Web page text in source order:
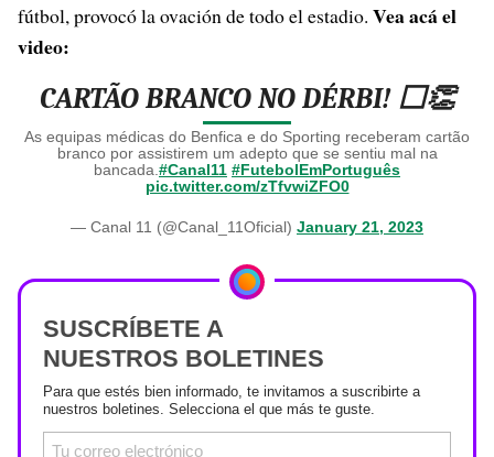
fútbol, provocó la ovación de todo el estadio. Vea acá el
video:
CARTÃO BRANCO NO DÉRBI! ⬜👏
As equipas médicas do Benfica e do Sporting receberam cartão
branco por assistirem um adepto que se sentiu mal na
bancada. #Canal11 #FutebolEmPortuguês
pic.twitter.com/zTfvwiZFO0
— Canal 11 (@Canal_11Oficial) January 21, 2023
SUSCRÍBETE A
NUESTROS BOLETINES
Para que estés bien informado, te invitamos a suscribirte a
nuestros boletines. Selecciona el que más te guste.